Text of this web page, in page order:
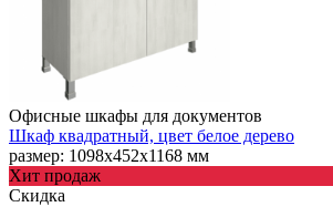
Офисные шкафы для документов
Шкаф квадратный, цвет белое дерево
размер: 1098х452х1168 мм
Хит продаж
Скидка